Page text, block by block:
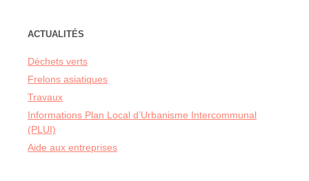
ACTUALITÉS
Déchets verts
Frelons asiatiques
Travaux
Informations Plan Local d’Urbanisme Intercommunal
(PLUI)
Aide aux entreprises